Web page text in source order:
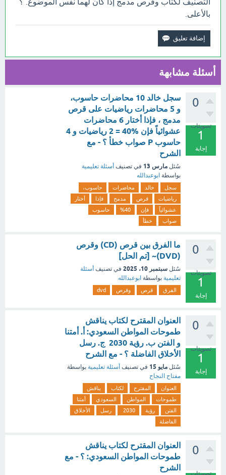
بالأعلى.
أسئلة مشابهة
0
تصويتات
1
إجابة
سجل خالد 10 محاضرات حاسوب،
و 5 محاضرات رياضيات على قرص
مدمج ، فإذا أختار 6 محاضرات
عشوائياً فإن %40 = 2 رياضيات و 4
حاسوب P صواب خطأ ؟ - مع
الشرح
سُئل مارس 13 في تصنيف أسئلة تعليمية
بواسطة ابوعبدالله
سجل خالد محاضرات
حاسوب،
رياضيات
قرص مدمج فإذا
أختار
عشوائياً
فإن %40
حاسوب
صواب
خطأ
0
تصويتات
1
إجابة
ما الفرق بين قرص (CD) وقرص
(DVD)~ [تم الحل]
سُئل سبتمبر 10، 2025 في تصنيف أسئلة
تعليمية بواسطة ابوعبدالله
الفرق قرص وقرص dvd
0
تصويتات
1
إجابة
العنوان المقترح لكتاب يناقش
طموحات المواطن السعودي: أ. أمتنا
و الفتن ب. رؤية 2030 ج. رسل
الأخلاق الفاضلة ؟ - مع الشرح
سُئل مايو 15 في تصنيف أسئلة تعليمية بواسطة
مفتاح النجاح
العنوان المقترح لكتاب
يناقش
طموحات
المواطن السعودي
أمتنا
الفتن
رؤية 2030 رسل
الأخلاق
الفاضلة
0
تصويتات
العنوان المقترح لكتاب يناقش
طموحات المواطن السعودي: ؟ - مع
الشرح